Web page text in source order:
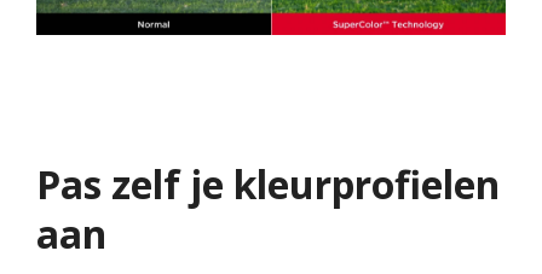
Pas zelf je kleurprofielen
aan